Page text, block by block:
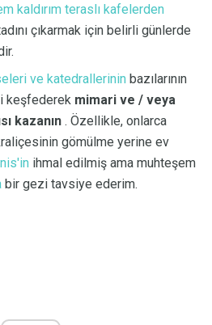
kaldırım teraslı kafelerden
çıkarmak için belirli günlerde
ve katedrallerinin bazılarının
keşfederek mimari ve / veya
kazanın . Özellikle, onlarca
gömülme yerine ev
ihmal edilmiş ama muhteşem
bir gezi tavsiye ederim.